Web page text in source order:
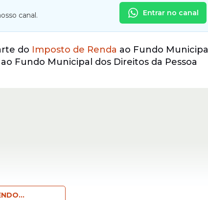
canal. Entrar no canal
do Imposto de Renda ao Fundo Municipal
Fundo Municipal dos Direitos da Pessoa